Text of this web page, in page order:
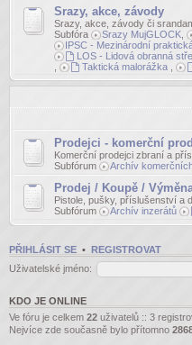
Srazy, akce, závody
Srazy, akce, závody či
Subfóra
Srazy MujGLOCK
IPSC - Mezinárodní
LOS - Lidová obranná
Taktická malorážka,
Prodejci - komerční
Komerční prodejci zbraní a
Subfórum
Archív
Prodej / Koupě /
Pistole, pušky, příslušenství a
Subfórum
Archív inzerátů
PŘIHLÁSIT SE • REGISTROVAT
Uživatelské jméno:
KDO JE ONLINE
Ve fóru je celkem 22 uživatelů :: 3
Nejvíce zde současně bylo přítomno